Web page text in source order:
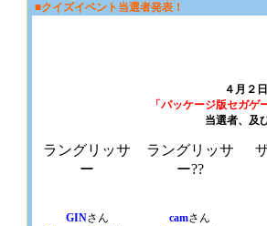
■クイズイベント当選者発表！
４月２
「パッケージ版セガゲ
当選者、及
ラングリッサ
ー
ラングリッサ
ー??
GINさん
camさん